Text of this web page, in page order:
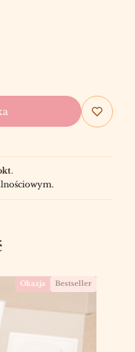
.
Okazja Bestseller